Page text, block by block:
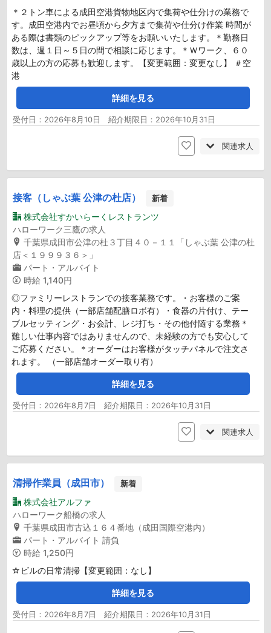
＊２トン車による成田空港貨物地区内で集荷や仕分けの業務で
す。成田空港内でお昼頃から夕方まで集荷や仕分け作業 時間が
ある際は書類のピックアップ等をお願いいたします。＊勤務日
数は、週１日～５日の間で相談に応じます。＊Ｗワーク、６０
歳以上の方の応募も歓迎します。【変更範囲：変更なし】 ＃空
港
詳細を見る
受付日：2026年8月10日 紹介期限日：2026年10月31日
関連求人
接客（しゃぶ葉 公津の杜店） 新着
株式会社すかいらーくレストランツ
ハローワーク三鷹の求人
千葉県成田市公津の杜３丁目４０－１１「しゃぶ葉 公津の杜
店＜１９９９３６＞」
パート・アルバイト
時給 1,140円
◎ファミリーレストランでの接客業務です。・お客様のご案
内・料理の提供（一部店舗配膳ロボ有）・食器の片付け、テー
ブルセッティング・お会計、レジ打ち・その他付随する業務＊
難しい仕事内容ではありませんので、未経験の方でも安心して
ご応募ください。＊オーダーはお客様がタッチパネルで注文さ
れます。 （一部店舗オーダー取り有）
詳細を見る
受付日：2026年8月7日 紹介期限日：2026年10月31日
関連求人
清掃作業員（成田市） 新着
株式会社アルファ
ハローワーク船橋の求人
千葉県成田市古込１６４番地（成田国際空港内）
パート・アルバイト 請負
時給 1,250円
☆ビルの日常清掃【変更範囲：なし】
詳細を見る
受付日：2026年8月7日 紹介期限日：2026年10月31日